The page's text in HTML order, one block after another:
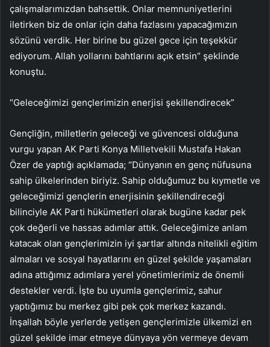
çalışmalarımızdan bahsettik. Onlar memnuniyetlerini
iletirken biz de onlar için daha fazlasını yapacağımızın
sözünü verdik. Her birine bu güzel gece için teşekkür
ediyorum. Allah yollarını bahtlarını açık etsin” şeklinde
konuştu.
“Geleceğimizi gençlerimizin enerjisi şekillendirecek”
Gençliğin, milletlerin geleceği ve güvencesi olduğuna
vurgu yapan AK Parti Konya Milletvekili Mustafa Hakan
Özer de yaptığı açıklamada; “Dünyanın en genç nüfusuna
sahip ülkelerinden biriyiz. Sahip olduğumuz bu kıymetle ve
geleceğimizi gençlerin enerjisinin şekillendireceği
bilinciyle AK Parti hükümetleri olarak bugüne kadar pek
çok değerli ve hassas adımlar attık. Geleceğimize anlam
katacak olan gençlerimizin iyi şartlar altında nitelikli eğitim
almaları ve sosyal hayatlarını en güzel şekilde yaşamaları
adına attığımız adımlara yerel yönetimlerimiz de önemli
destekler verdi. İşte bu uyumla gençlerimiz, sahur
yaptığımız bu merkez gibi pek çok merkez kazandı.
İnşallah böyle yerlerde yetişen gençlerimizle ülkemizi en
güzel şekilde imar etmeye dünyaya yön vermeye devam